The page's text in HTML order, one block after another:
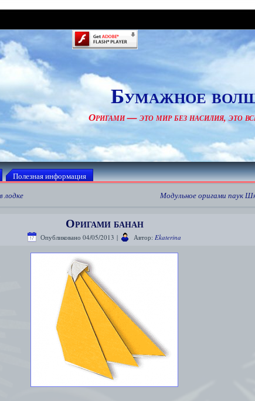
Бумажное
Оригами — это мир без насилия, это
Полезная информация
лодке Модульное оригами паук
Оригами банан
Опубликовано 04/05/2013 | Автор: Ekaterina